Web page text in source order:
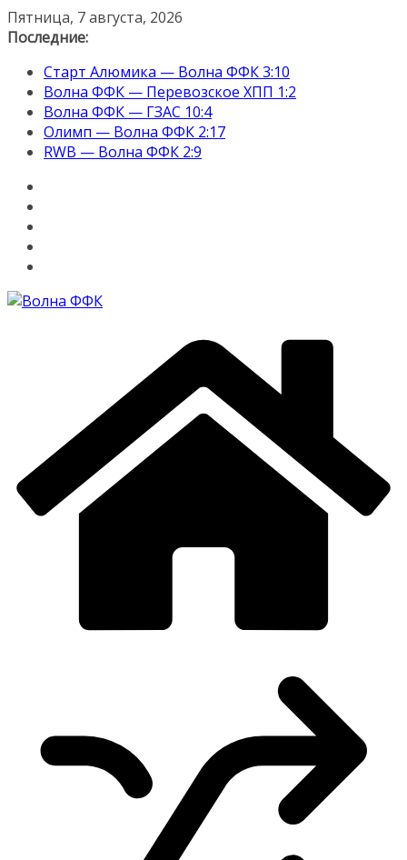
Перейти
к
Пятница, 7 августа, 2026
Последние:
Старт Алюмика — Волна ФФК 3:10
Волна ФФК — Перевозское ХПП 1:2
Волна ФФК — ГЗАС 10:4
Олимп — Волна ФФК 2:17
RWB — Волна ФФК 2:9